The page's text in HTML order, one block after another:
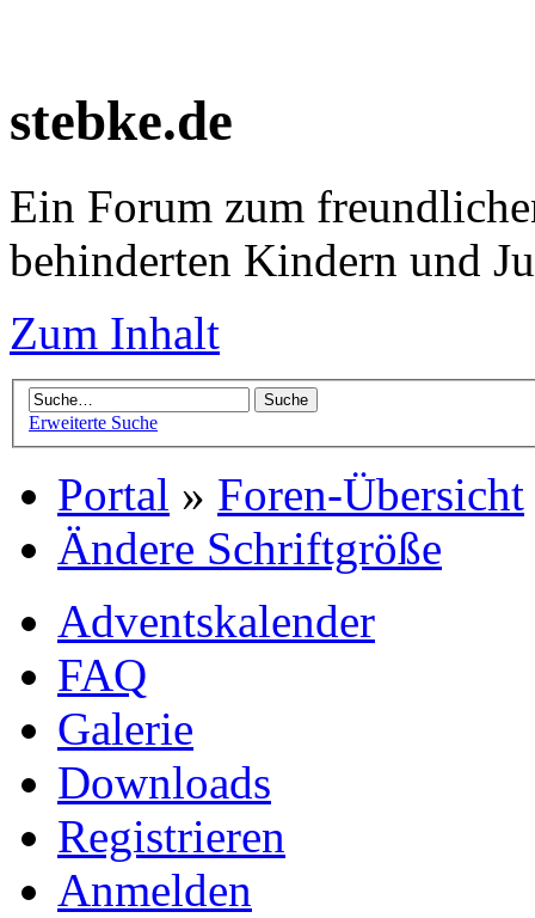
stebke.de
Ein Forum zum
behinderten Kindern und
Zum Inhalt
Erweiterte Suche
Portal » Foren-Übersicht
Ändere Schriftgröße
Adventskalender
FAQ
Galerie
Downloads
Registrieren
Anmelden